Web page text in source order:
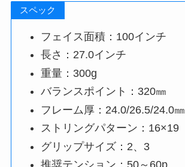
スペック
フェイス面積：100インチ
長さ：27.0インチ
重量：300g
バランスポイント：320㎜
フレーム厚：24.0/26.5/24.0㎜
ストリングパターン：16×19
グリップサイズ：2、3